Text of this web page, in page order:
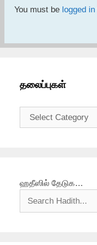
You must be logged in
தலைப்புகள்
தலைப்புகள்
ஹதீஸில் தேடுக…